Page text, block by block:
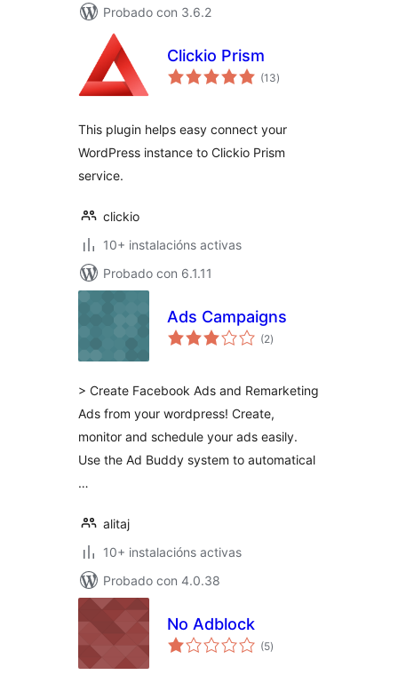
Probado con 3.6.2
Clickio Prism
(13valoracións
totais
)
This plugin helps easy connect your
WordPress instance to Clickio Prism
service.
clickio
10+ instalacións activas
Probado con 6.1.11
Ads Campaigns
(2valoracións
totais
)
> Create Facebook Ads and Remarketing
Ads from your wordpress! Create,
monitor and schedule your ads easily.
Use the Ad Buddy system to automatical
…
alitaj
10+ instalacións activas
Probado con 4.0.38
No Adblock
(5valoracións
totais
)